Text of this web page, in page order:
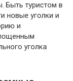
Быть туристом в
новые уголки и
и
уголка